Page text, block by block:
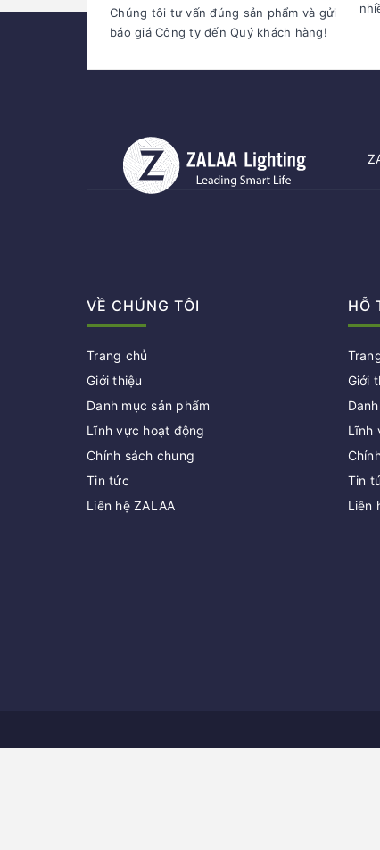
Chúng tôi tư vấn đúng sản phẩm và gửi
báo giá Công ty đến Quý khách hàng!
VỀ CHÚNG TÔI
Trang chủ
Giới thiệu
Danh mục sản phẩm
Lĩnh vực hoạt động
Chính sách chung
Tin tức
Liên hệ ZALAA
HỖ
Giới
Lĩnh
Tin
Liên